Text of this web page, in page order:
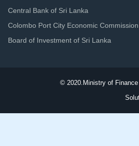
Central Bank of Sri Lanka
Colombo Port City Economic Commission
Board of Investment of Sri Lanka
© 2020. Ministry of